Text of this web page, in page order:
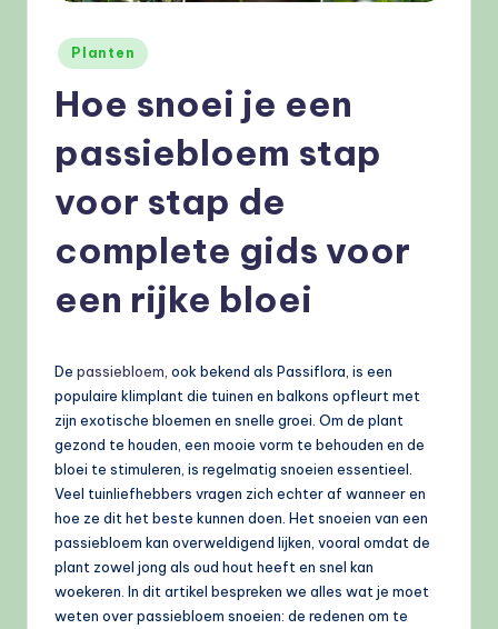
Geplaatst
in
Planten
Hoe snoei je een
passiebloem stap
voor stap de
complete gids voor
een rijke bloei
De passiebloem , ook bekend als Passiflora, is een
populaire klimplant die tuinen en balkons opfleurt met
zijn exotische bloemen en snelle groei. Om de plant
gezond te houden, een mooie vorm te behouden en de
bloei te stimuleren, is regelmatig snoeien essentieel.
Veel tuinliefhebbers vragen zich echter af wanneer en
hoe ze dit het beste kunnen doen. Het snoeien van een
passiebloem kan overweldigend lijken, vooral omdat de
plant zowel jong als oud hout heeft en snel kan
woekeren. In dit artikel bespreken we alles wat je moet
weten over passiebloem snoeien: de redenen om te